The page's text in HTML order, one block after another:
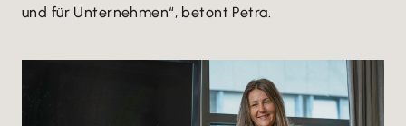
und für Unternehmen“, betont Petra.